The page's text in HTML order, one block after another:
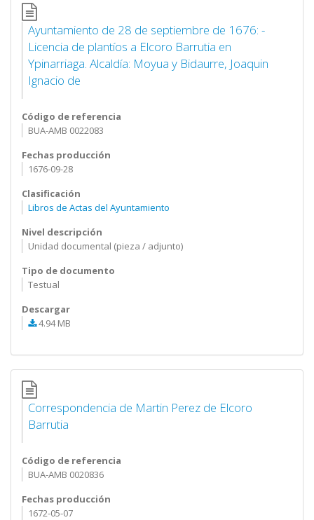
Ayuntamiento de 28 de septiembre de 1676: -
Licencia de plantíos a Elcoro Barrutia en
Ypinarriaga. Alcaldía: Moyua y Bidaurre, Joaquin
Ignacio de
Código de referencia
BUA-AMB 0022083
Fechas producción
1676-09-28
Clasificación
Libros de Actas del Ayuntamiento
Nivel descripción
Unidad documental (pieza / adjunto)
Tipo de documento
Testual
Descargar
4.94 MB
Correspondencia de Martin Perez de Elcoro
Barrutia
Código de referencia
BUA-AMB 0020836
Fechas producción
1672-05-07